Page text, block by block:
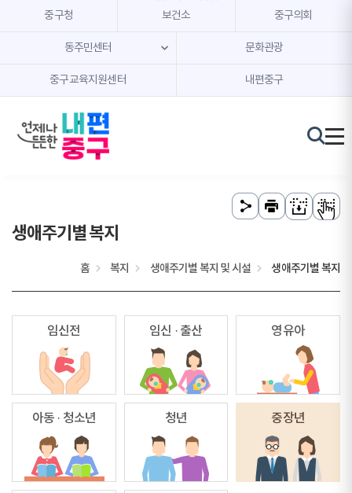
본문 내용 바로가기
주메뉴 바로가기
중구청 보건소 중구의회
동주민센터 문화관광
중구교육지원센터 내편중구
생애주기별 복지
홈 복지 생애주기별 복지 및 시설 생애주기별 복지
임신전 임신 · 출산 영유아
아동 · 청소년 청년 중장년